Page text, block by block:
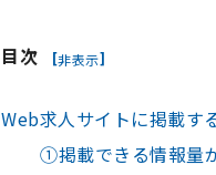
目次 [非表示]
Web求人サイトに掲載す
①掲載できる情報量